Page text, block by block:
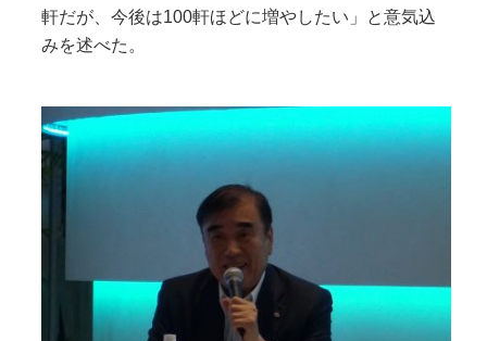
軒だが、今後は100軒ほどに増やしたい」と意気込
みを述べた。